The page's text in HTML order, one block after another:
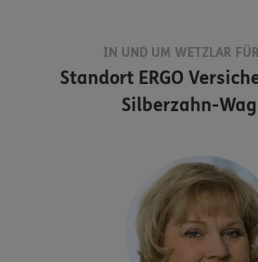
IN UND UM WETZLAR
Standort ERGO
Silberzahn-